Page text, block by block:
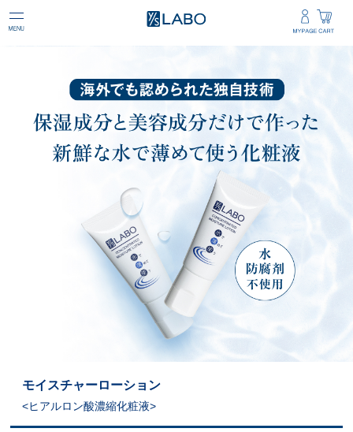
モイスチャーローション
ヒアルロン酸濃縮化粧液